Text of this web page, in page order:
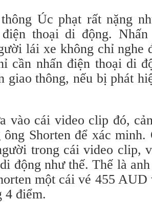
Úc phạt rất nặng
thoại di động.
lái xe không chỉ nghe
cần nhấn điện thoại di
giao thông, nếu bị phát
vào cái video clip đó,
ông Shorten để xác minh.
trong cái video clip,
động như thế. Thế là
một cái vé 455
4 điểm.